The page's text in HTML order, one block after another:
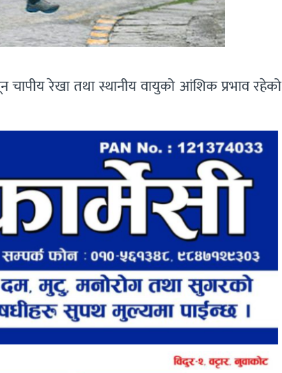
चापीय रेखा तथा स्थानीय वायुको आंशिक प्रभाव रहेको